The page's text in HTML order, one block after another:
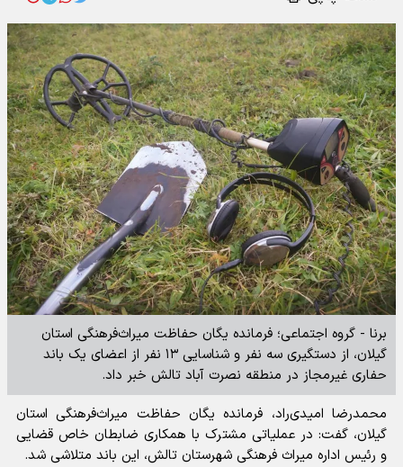
برنا - گروه اجتماعی؛ فرمانده یگان حفاظت میراث‌فرهنگی استان
گیلان، از دستگیری سه نفر و شناسایی ۱۳ نفر از اعضای یک باند
حفاری غیرمجاز در منطقه نصرت آباد تالش خبر داد.
محمدرضا امیدی‌راد، فرمانده یگان حفاظت میراث‌فرهنگی استان
گیلان، گفت: در عملیاتی مشترک با همکاری ضابطان خاص قضایی
و رئیس اداره میراث فرهنگی شهرستان تالش، این باند متلاشی شد.